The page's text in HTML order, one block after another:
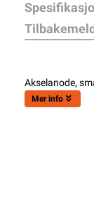
Akselanode,
Mer info